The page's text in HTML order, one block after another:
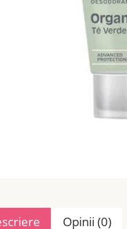
Opinii (0)